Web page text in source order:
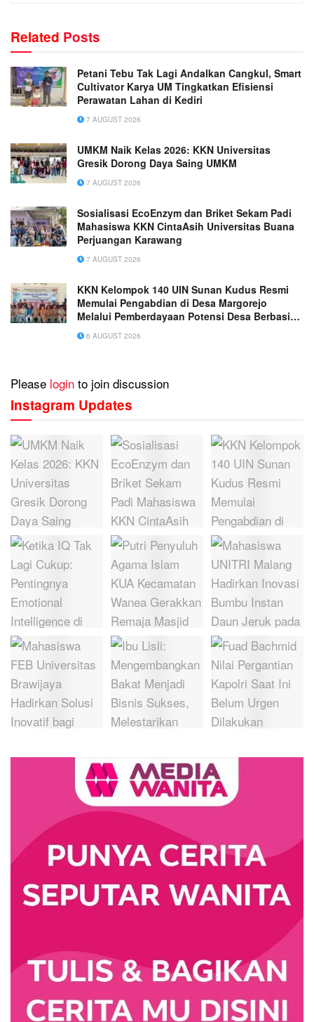
Related Posts
Petani Tebu Tak Lagi Andalkan Cangkul, Smart
Cultivator Karya UM Tingkatkan Efisiensi
Perawatan Lahan di Kediri
7 AUGUST 2026
UMKM Naik Kelas 2026: KKN Universitas
Gresik Dorong Daya Saing UMKM
7 AUGUST 2026
Sosialisasi EcoEnzym dan Briket Sekam Padi
Mahasiswa KKN CintaAsih Universitas Buana
Perjuangan Karawang
7 AUGUST 2026
KKN Kelompok 140 UIN Sunan Kudus Resmi
Memulai Pengabdian di Desa Margorejo
Melalui Pemberdayaan Potensi Desa Berbasis
Ekoteologi
6 AUGUST 2026
Please login to join discussion
Instagram Updates